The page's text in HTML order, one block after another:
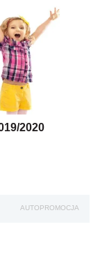
2020
AUTOPROMOCJA